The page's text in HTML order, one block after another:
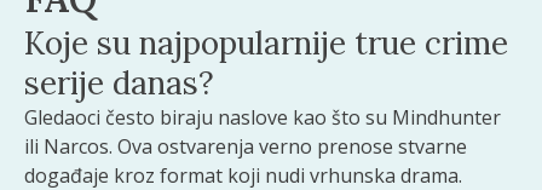
Koje su najpopularnije true crime
serije danas?
Gledaoci često biraju naslove kao što su Mindhunter
ili Narcos. Ova ostvarenja verno prenose stvarne
događaje kroz format koji nudi vrhunska drama.